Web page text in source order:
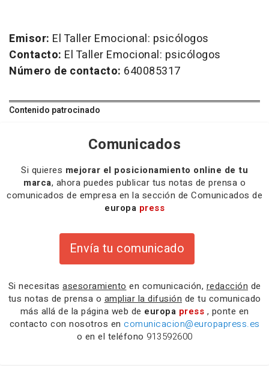
Emisor: El Taller Emocional: psicólogos
Contacto: El Taller Emocional: psicólogos
Número de contacto: 640085317
Contenido patrocinado
Comunicados
Si quieres mejorar el posicionamiento online de tu
marca, ahora puedes publicar tus notas de prensa o
comunicados de empresa en la sección de Comunicados de
europa press
Envía tu comunicado
Si necesitas asesoramiento en comunicación, redacción de
tus notas de prensa o ampliar la difusión de tu comunicado
más allá de la página web de europa press , ponte en
contacto con nosotros en comunicacion@europapress.es
o en el teléfono 913592600